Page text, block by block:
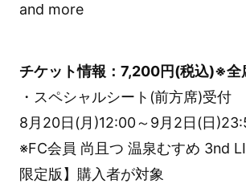
and more
チケット情報：7,200円(税込)※全
・スペシャルシート(前方席)受付
8月20日(月)12:00～9月2日(日
※FC会員 尚且つ 温泉むすめ 3nd
限定版】購入者が対象